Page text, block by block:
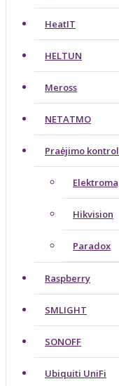
HeatIT
HELTUN
Meross
NETATMO
Praėjimo
Hikvision
Paradox
Raspberry
SMLIGHT
SONOFF
Ubiquiti UniFi